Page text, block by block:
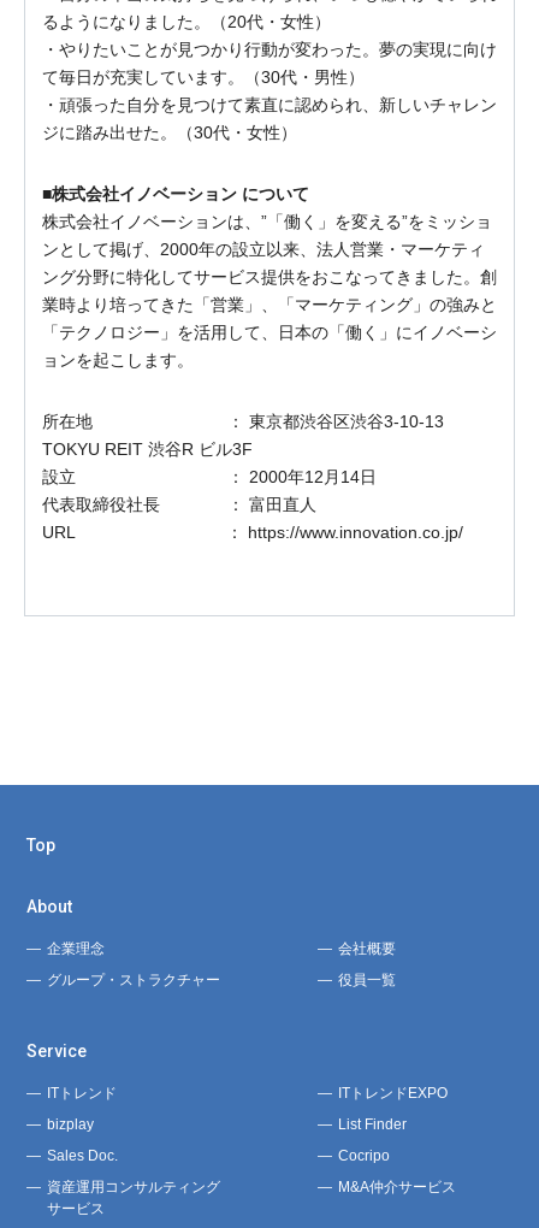
るようになりました。（20代・女性）
・やりたいことが見つかり行動が変わった。夢の実現に向け
て毎日が充実しています。（30代・男性）
・頑張った自分を見つけて素直に認められ、新しいチャレン
ジに踏み出せた。（30代・女性）
■株式会社イノベーション について
株式会社イノベーションは、”「働く」を変える”をミッショ
ンとして掲げ、2000年の設立以来、法人営業・マーケティ
ング分野に特化してサービス提供をおこなってきました。創
業時より培ってきた「営業」、「マーケティング」の強みと
「テクノロジー」を活用して、日本の「働く」にイノベーシ
ョンを起こします。
所在地 ： 東京都渋谷区渋谷3-10-13
TOKYU REIT 渋谷R ビル3F
設立 ： 2000年12月14日
代表取締役社長 ： 富田直人
URL ： https://www.innovation.co.jp/
Top
About
企業理念
会社概要
グループ・ストラクチャー
役員一覧
Service
ITトレンド
ITトレンドEXPO
bizplay
List Finder
Sales Doc.
Cocripo
資産運用コンサルティング
サービス
M&A仲介サービス